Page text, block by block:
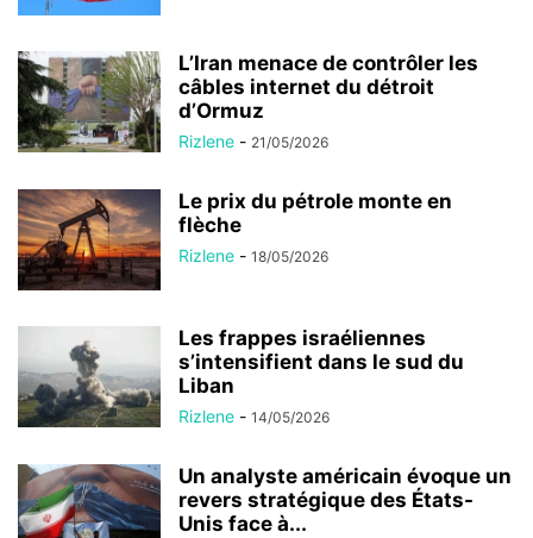
L’Iran menace de contrôler les
câbles internet du détroit
d’Ormuz
Rizlene - 21/05/2026
Le prix du pétrole monte en
flèche
Rizlene - 18/05/2026
Les frappes israéliennes
s’intensifient dans le sud du
Liban
Rizlene - 14/05/2026
Un analyste américain évoque un
revers stratégique des États-
Unis face à...